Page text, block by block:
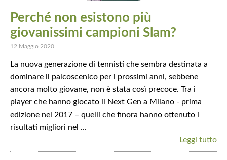
Perché non esistono più
giovanissimi campioni Slam?
12 Maggio 2020
La nuova generazione di tennisti che sembra destinata a
dominare il palcoscenico per i prossimi anni, sebbene
ancora molto giovane, non è stata così precoce. Tra i
player che hanno giocato il Next Gen a Milano - prima
edizione nel 2017 – quelli che finora hanno ottenuto i
risultati migliori nel ...
Leggi tutto